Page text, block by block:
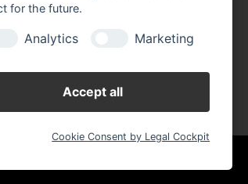
for the future.
Analytics Marketing
Accept all
Cookie Consent by Legal Cockpit